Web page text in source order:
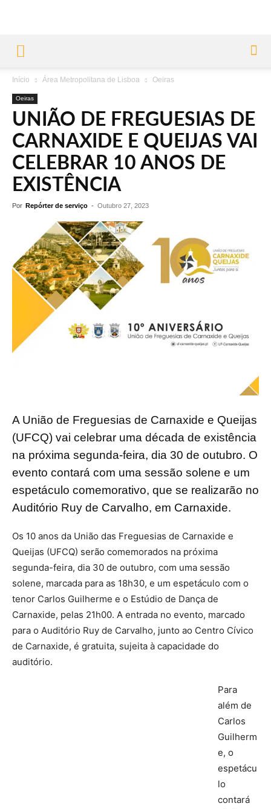
Início Área Metropolitana de Lisboa Oeiras
Oeiras
UNIÃO DE FREGUESIAS DE
CARNAXIDE E QUEIJAS VAI
CELEBRAR 10 ANOS DE
EXISTÊNCIA
Por Repórter de serviço - Outubro 27, 2023
A União de Freguesias de Carnaxide e Queijas
(UFCQ) vai celebrar uma década de existência
na próxima segunda-feira, dia 30 de outubro. O
evento contará com uma sessão solene e um
espetáculo comemorativo, que se realizarão no
Auditório Ruy de Carvalho, em Carnaxide.
Os 10 anos da União das Freguesias de Carnaxide e
Queijas (UFCQ) serão comemorados na próxima
segunda-feira, dia 30 de outubro, com uma sessão
solene, marcada para as 18h30, e um espetáculo com o
tenor Carlos Guilherme e o Estúdio de Dança de
Carnaxide, pelas 21h00. A entrada no evento, marcado
para o Auditório Ruy de Carvalho, junto ao Centro Cívico
de Carnaxide, é gratuita, sujeita à capacidade do
auditório.
Para
além de
Carlos
Guilherm
e, o
espetácu
lo
contará